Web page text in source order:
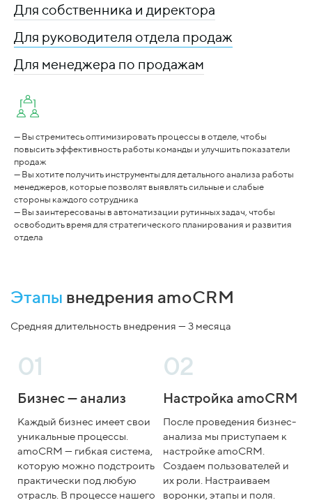
Для собственника и директора
Для руководителя отдела продаж
Для менеджера по продажам
— Вы стремитесь оптимизировать процессы в отделе, чтобы
повысить эффективность работы команды и улучшить показатели
продаж
— Вы хотите получить инструменты для детального анализа работы
менеджеров, которые позволят выявлять сильные и слабые
стороны каждого сотрудника
— Вы заинтересованы в автоматизации рутинных задач, чтобы
освободить время для стратегического планирования и развития
отдела
Этапы внедрения amoCRM
Средняя длительность внедрения — 3 месяца
01
Бизнес — анализ
Каждый бизнес имеет свои
уникальные процессы.
amoCRM — гибкая система,
которую можно подстроить
практически под любую
отрасль. В процессе нашего
02
Настройка amoCRM
После проведения бизнес-
анализа мы приступаем к
настройке amoCRM.
Создаем пользователей и
их роли. Настраиваем
воронки, этапы и поля.